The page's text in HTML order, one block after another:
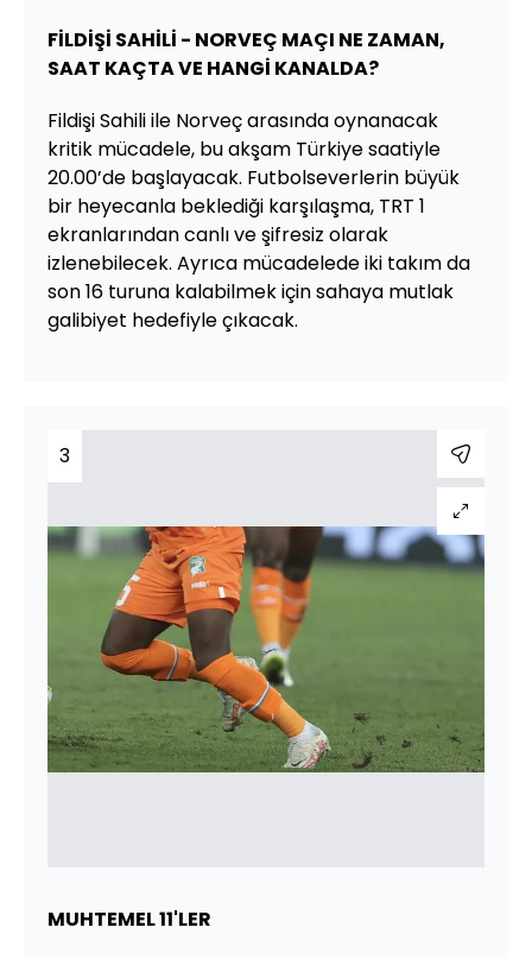
FİLDİŞİ SAHİLİ - NORVEÇ MAÇI NE ZAMAN,
SAAT KAÇTA VE HANGİ KANALDA?
Fildişi Sahili ile Norveç arasında oynanacak
kritik mücadele, bu akşam Türkiye saatiyle
20.00’de başlayacak. Futbolseverlerin büyük
bir heyecanla beklediği karşılaşma, TRT 1
ekranlarından canlı ve şifresiz olarak
izlenebilecek. Ayrıca mücadelede iki takım da
son 16 turuna kalabilmek için sahaya mutlak
galibiyet hedefiyle çıkacak.
3
MUHTEMEL 11'LER